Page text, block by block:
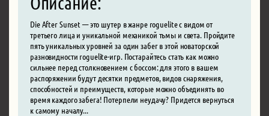
Die After Sunset — это шутер в жанре roguelite с видом от
третьего лица и уникальной механикой тьмы и света. Пройдите
пять уникальных уровней за один забег в этой новаторской
разновидности roguelite-игр. Постарайтесь стать как можно
сильнее перед столкновением с боссом: для этого в вашем
распоряжении будут десятки предметов, видов снаряжения,
способностей и преимуществ, которые можно объединять во
время каждого забега! Потерпели неудачу? Придется вернуться
к самому началу...